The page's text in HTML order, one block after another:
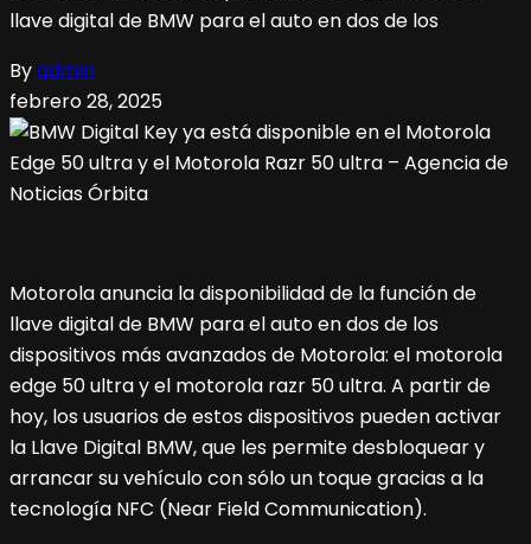
llave digital de BMW para el auto en dos de los
Byadmin
febrero 28, 2025
Motorola anuncia la disponibilidad de la función de
llave digital de BMW para el auto en dos de los
dispositivos más avanzados de Motorola: el motorola
edge 50 ultra y el motorola razr 50 ultra. A partir de
hoy, los usuarios de estos dispositivos pueden activar
la Llave Digital BMW, que les permite desbloquear y
arrancar su vehículo con sólo un toque gracias a la
tecnología NFC (Near Field Communication).